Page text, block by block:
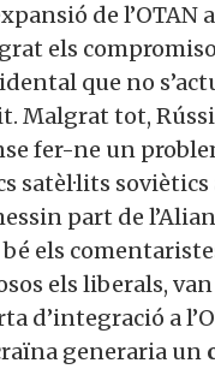
de l’OTAN
els
que no
Malgrat tot,
fer-ne un
satèl·lits soviètics
part de
els
els liberals,
d’integració a
generaria un